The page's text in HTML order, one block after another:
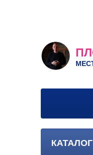
КАТАЛОГ